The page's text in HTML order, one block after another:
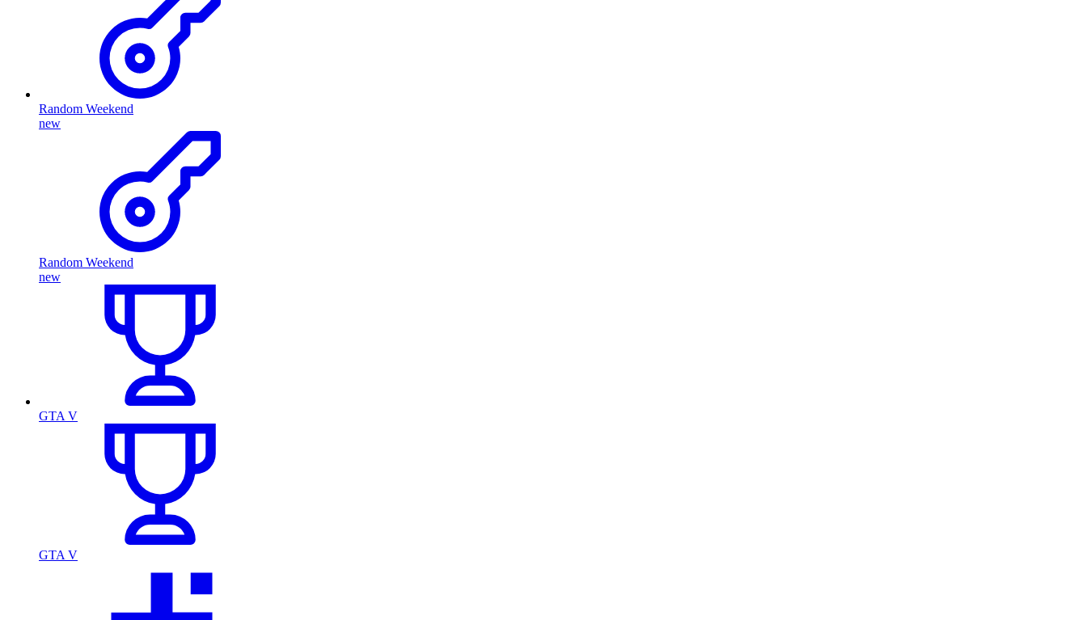
Random Weekend
new
Random Weekend
new
GTA V
GTA V